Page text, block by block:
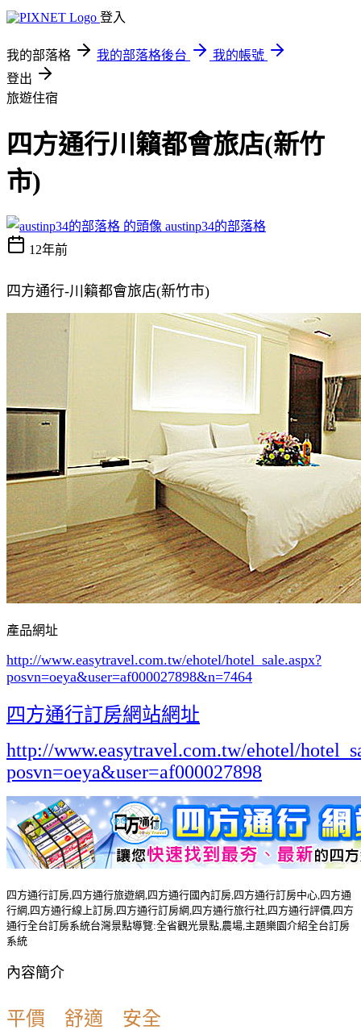
登入
我的部落格 我的部落格後台
我的帳號
登出
旅遊住宿
四方通行川籟都會旅店(新竹
市)
austinp34的部落格
12年前
四方通行-川籟都會旅店(新竹市)
產品網址
http://www.easytravel.com.tw/ehotel/hotel_sale.aspx?
posvn=oeya&user=af000027898&n=7464
四方通行訂房網站網址
http://www.easytravel.com.tw/ehotel/
posvn=oeya&user=af000027898
四方通行訂房,四方通行旅遊網,四方通行國內訂房,四方通行訂房中心,四方通
行網,四方通行線上訂房,四方通行訂房網,四方通行旅行社,四方通行評價,四方
通行全台訂房系統台灣景點導覽:全省觀光景點,農場,主題樂園介紹全台訂房
系統
內容簡介
平價 舒適 安全